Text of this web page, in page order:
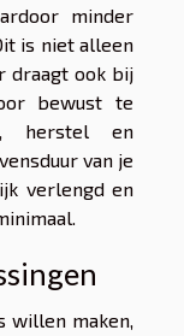
minder
is niet alleen
draagt ook bij
bewust te
herstel en
van je
verlengd en
willen maken,